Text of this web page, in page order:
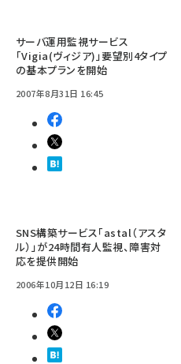
サーバ運用監視サービス
「Vigia(ヴィジア)」要望別4タイプ
の基本プランを開始
2007年8月31日 16:45
SNS構築サービス「astal（アスタ
ル）」が24時間有人監視、障害対
応を提供開始
2006年10月12日 16:19